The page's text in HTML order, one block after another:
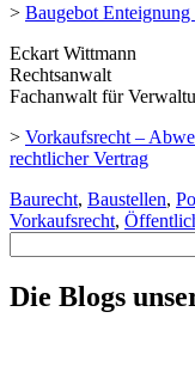
> Baugebot Enteignung
Eckart Wittmann
Rechtsanwalt
Fachanwalt für
> Vorkaufsrecht –
rechtlicher Vertrag
Baurecht, Baustellen,
Vorkaufsrecht,
Die Blogs